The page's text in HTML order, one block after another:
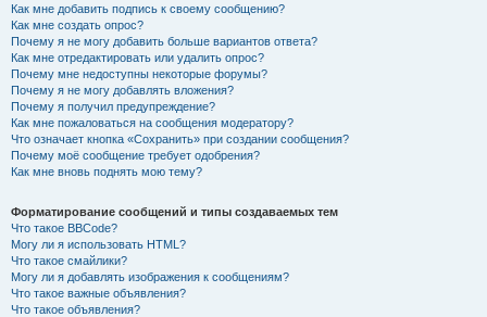
Как мне добавить подпись к своему сообщению?
Как мне создать опрос?
Почему я не могу добавить больше вариантов ответа?
Как мне отредактировать или удалить опрос?
Почему мне недоступны некоторые форумы?
Почему я не могу добавлять вложения?
Почему я получил предупреждение?
Как мне пожаловаться на сообщения модератору?
Что означает кнопка «Сохранить» при создании сообщения?
Почему моё сообщение требует одобрения?
Как мне вновь поднять мою тему?
Форматирование сообщений и типы создаваемых тем
Что такое BBCode?
Могу ли я использовать HTML?
Что такое смайлики?
Могу ли я добавлять изображения к сообщениям?
Что такое важные объявления?
Что такое объявления?